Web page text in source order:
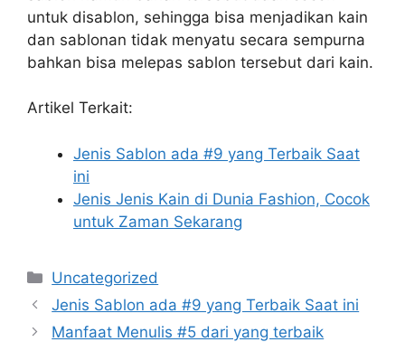
untuk disablon, sehingga bisa menjadikan kain
dan sablonan tidak menyatu secara sempurna
bahkan bisa melepas sablon tersebut dari kain.
Artikel Terkait:
Jenis Sablon ada #9 yang Terbaik Saat
ini
Jenis Jenis Kain di Dunia Fashion, Cocok
untuk Zaman Sekarang
Categories
Uncategorized
Jenis Sablon ada #9 yang Terbaik Saat ini
Manfaat Menulis #5 dari yang terbaik